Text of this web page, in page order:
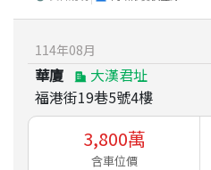
114年08月
華廈
大漢君址
福港街19巷5號4樓
3,800萬
含車位價